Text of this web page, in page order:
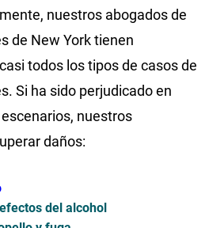
nuestros abogados de
de New York tienen
todos los tipos de casos de
Si ha sido perjudicado en
nuestros
daños:
del alcohol